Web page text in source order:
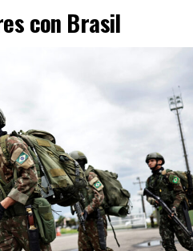
con Jorge Bergoglio,
socios más representativos
de Francisco, podría
al legado de Bergoglio,
de la Iglesia Católica.
con Brasil